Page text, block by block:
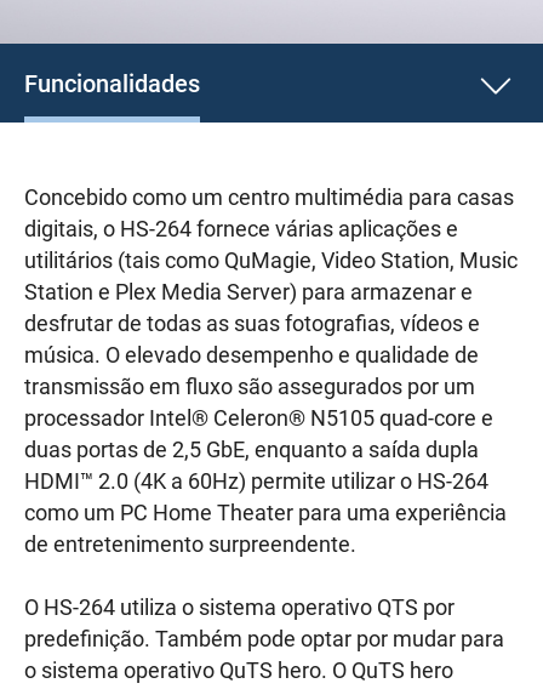
Funcionalidades
Concebido como um centro multimédia para casas
digitais, o HS-264 fornece várias aplicações e
utilitários (tais como QuMagie, Video Station, Music
Station e Plex Media Server) para armazenar e
desfrutar de todas as suas fotografias, vídeos e
música. O elevado desempenho e qualidade de
transmissão em fluxo são assegurados por um
processador Intel® Celeron® N5105 quad-core e
duas portas de 2,5 GbE, enquanto a saída dupla
HDMI™ 2.0 (4K a 60Hz) permite utilizar o HS-264
como um PC Home Theater para uma experiência
de entretenimento surpreendente.
O HS-264 utiliza o sistema operativo QTS por
predefinição. Também pode optar por mudar para
o sistema operativo QuTS hero. O QuTS hero